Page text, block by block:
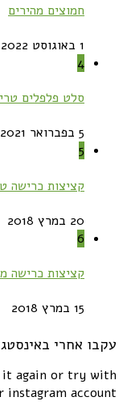
חמוצים מהירים
1 באוגוסט 2022
4
סלט פלפלים
5 בפברואר 2021
5
קציצות כרישה
20 במרץ 2018
6
קציצות כרישה
15 במרץ 2018
עקבו אחרי
it again or try with
instagram account.